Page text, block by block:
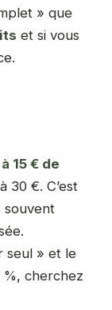
» que
et si vous
15 € de
30 €. C’est
souvent
seul » et le
%, cherchez